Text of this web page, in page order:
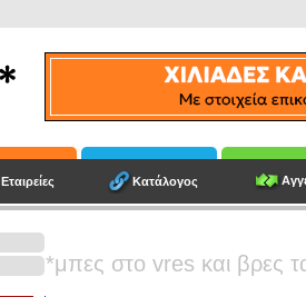
Εταιρείες Κατάλογος
*μπες στο vres και βρες